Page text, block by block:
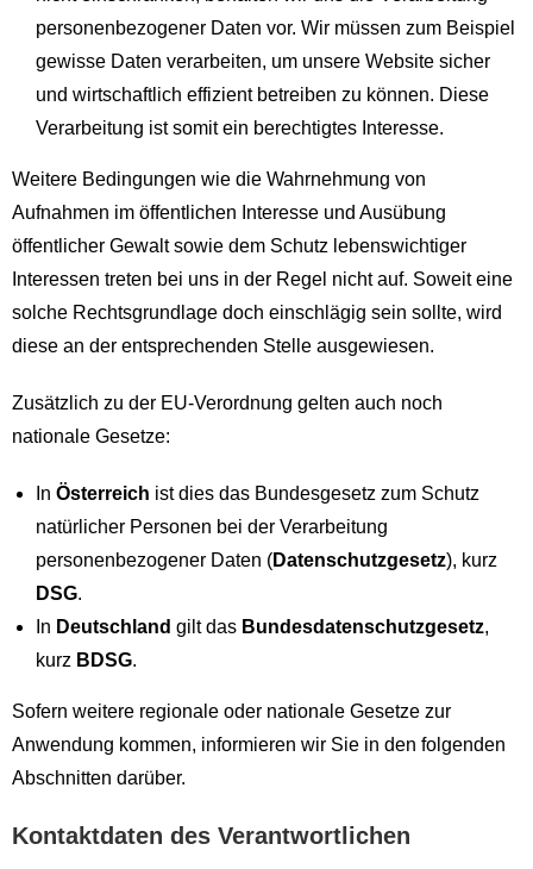
personenbezogener Daten vor. Wir müssen zum Beispiel
gewisse Daten verarbeiten, um unsere Website sicher
und wirtschaftlich effizient betreiben zu können. Diese
Verarbeitung ist somit ein berechtigtes Interesse.
Weitere Bedingungen wie die Wahrnehmung von
Aufnahmen im öffentlichen Interesse und Ausübung
öffentlicher Gewalt sowie dem Schutz lebenswichtiger
Interessen treten bei uns in der Regel nicht auf. Soweit eine
solche Rechtsgrundlage doch einschlägig sein sollte, wird
diese an der entsprechenden Stelle ausgewiesen.
Zusätzlich zu der EU-Verordnung gelten auch noch
nationale Gesetze:
In Österreich ist dies das Bundesgesetz zum Schutz
natürlicher Personen bei der Verarbeitung
personenbezogener Daten (Datenschutzgesetz), kurz
DSG.
In Deutschland gilt das Bundesdatenschutzgesetz,
kurz BDSG.
Sofern weitere regionale oder nationale Gesetze zur
Anwendung kommen, informieren wir Sie in den folgenden
Abschnitten darüber.
Kontaktdaten des Verantwortlichen